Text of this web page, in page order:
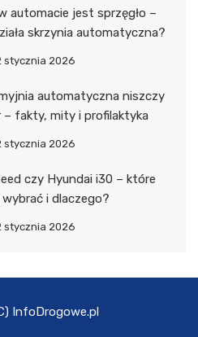
automacie jest sprzęgło –
skrzynia automatyczna?
stycznia 2026
automatyczna niszczy
– fakty, mity i profilaktyka
stycznia 2026
czy Hyundai i30 – które
i dlaczego?
stycznia 2026
InfoDrogowe.pl